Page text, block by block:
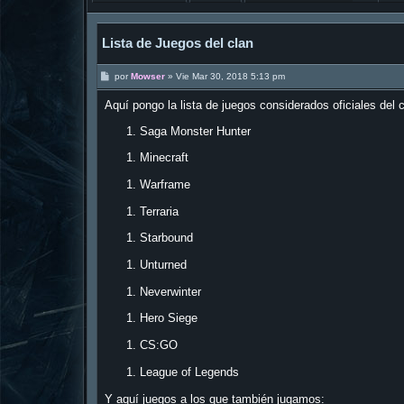
Lista de Juegos del clan
M
e
s
por Mowser» Vie Mar 30, 2018 5:13 pm
Aquí pongo la lista de juegos considerados oficiales del
Saga Monster Hunter
Minecraft
Warframe
Terraria
Starbound
Unturned
Neverwinter
Hero Siege
CS:GO
League of Legends
Y aquí juegos a los que también jugamos: